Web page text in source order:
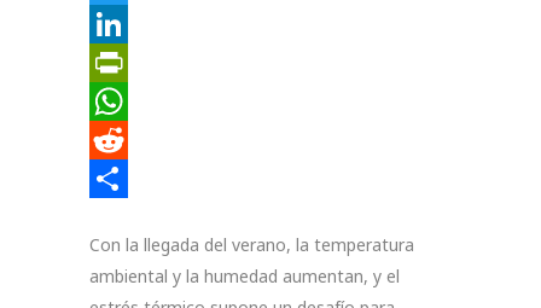
Twitter
LinkedIn
PrintFriendly
WhatsApp
Reddit
Con la llegada del verano, la temperatura
ambiental y la humedad aumentan, y el